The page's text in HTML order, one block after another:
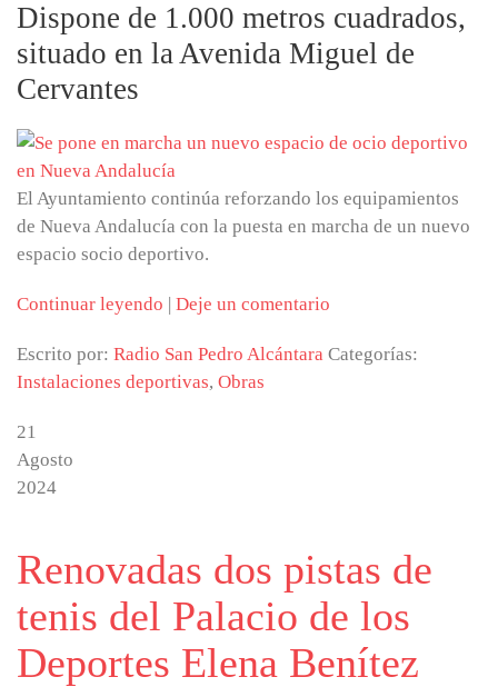
Dispone de 1.000 metros cuadrados,
situado en la Avenida Miguel de
Cervantes
El Ayuntamiento continúa reforzando los equipamientos
de Nueva Andalucía con la puesta en marcha de un nuevo
espacio socio deportivo.
Continuar leyendo | Deje un comentario
Escrito por: Radio San Pedro Alcántara Categorías:
Instalaciones deportivas, Obras
21
Agosto
2024
Renovadas dos pistas de
tenis del Palacio de los
Deportes Elena Benítez